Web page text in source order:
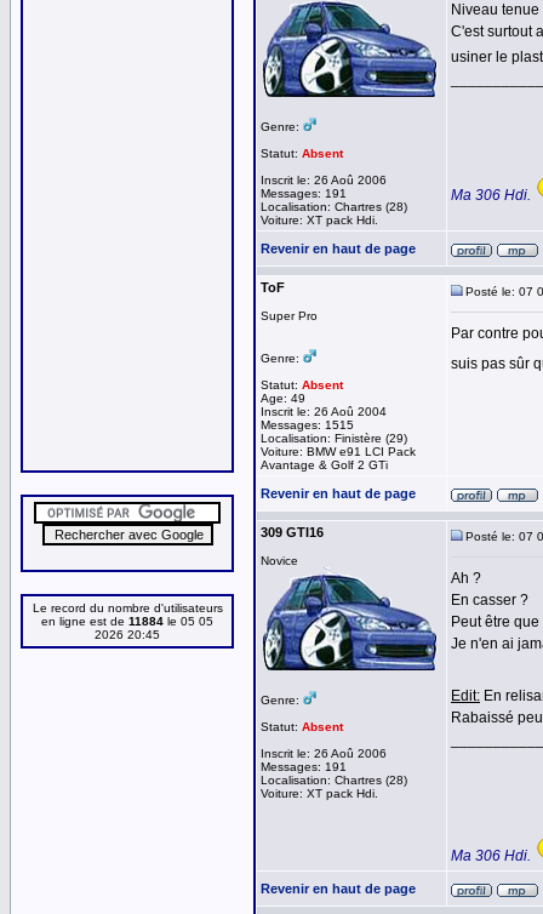
Le record du nombre d'utilisateurs
en ligne est de 11884 le 05 05
2026 20:45
Genre:
Statut: Absent
Inscrit le: 26 Aoû 2006
Messages: 191
Localisation: Chartres (28)
Voiture: XT pack Hdi.
Niveau
C'est surtout
usiner le
Ma 306 Hdi.
Revenir en haut de page
ToF
Super Pro
Genre:
Statut: Absent
Age: 49
Inscrit le: 26 Aoû 2004
Messages: 1515
Localisation: Finistère (29)
Voiture: BMW e91 LCI Pack
Avantage & Golf 2 GTi
Posté le: 07
Par contre
suis pas sûr
Revenir en haut de page
309 GTI16
Novice
Genre:
Statut: Absent
Inscrit le: 26 Aoû 2006
Messages: 191
Localisation: Chartres (28)
Voiture: XT pack Hdi.
Posté le: 07
Ah ?
En casser ?
Peut être
Je n'en ai
Edit: En
Rabaissé
Ma 306 Hdi.
Revenir en haut de page